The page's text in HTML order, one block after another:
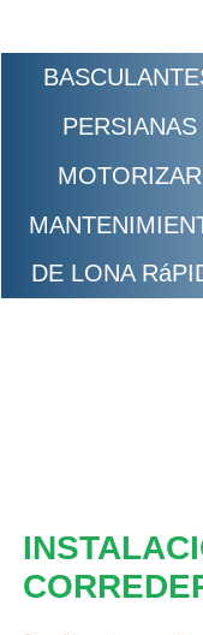
PERSIANAS
MOTORIZAR
DE LONA